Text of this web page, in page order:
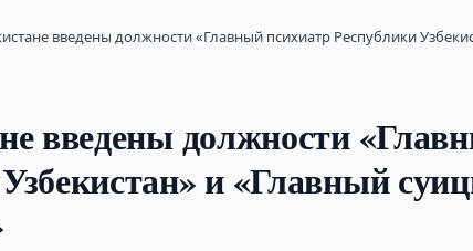
введены должности «Главный психиатр Республики
введены должности
и «Главный